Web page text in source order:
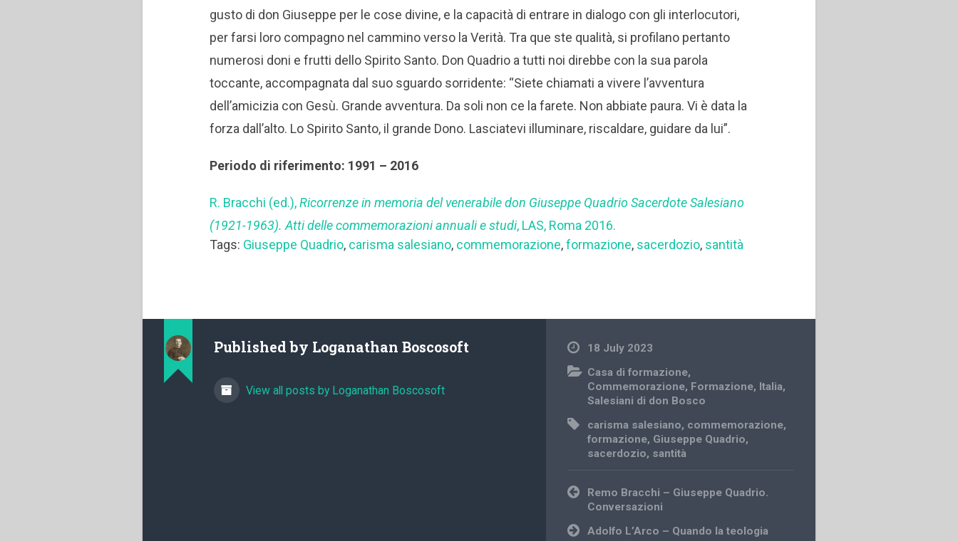
gusto di don Giuseppe per le cose divine, e la capacità di entrare in dialogo con gli interlocutori,
per farsi loro compagno nel cammino verso la Verità. Tra que ste qualità, si profilano pertanto
numerosi doni e frutti dello Spirito Santo. Don Quadrio a tutti noi direbbe con la sua parola
toccante, accompagnata dal suo sguardo sorridente: “Siete chiamati a vivere l’avventura
dell’amicizia con Gesù. Grande avventura. Da soli non ce la farete. Non abbiate paura. Vi è data la
forza dall’alto. Lo Spirito Santo, il grande Dono. Lasciatevi illuminare, riscaldare, guidare da lui”.
Periodo di riferimento: 1991 – 2016
R. Bracchi (ed.),Ricorrenze in memoria del venerabile don Giuseppe Quadrio Sacerdote Salesiano
(1921-1963). Atti delle commemorazioni annuali e studi, LAS, Roma 2016.
Tags: Giuseppe Quadrio, carisma salesiano, commemorazione,formazione, sacerdozio, santità
Published by Loganathan Boscosoft
View all posts by Loganathan Boscosoft
18 July 2023
Casa di formazione,
Commemorazione, Formazione, Italia,
Salesiani di don Bosco
carisma salesiano, commemorazione,
formazione, Giuseppe Quadrio,
sacerdozio, santità
Post
navigation
Remo Bracchi – Giuseppe Quadrio.
Conversazioni
Adolfo L’Arco – Quando la teologia